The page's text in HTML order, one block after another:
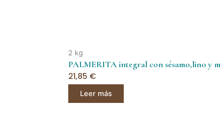
2 kg
PALMERITA integral con sésamo,lino y
21,85 €
Leer más